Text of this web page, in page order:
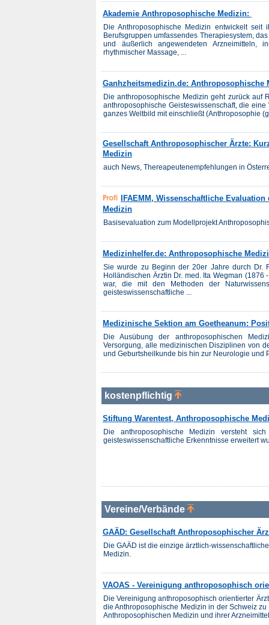
Akademie Anthroposophische Medizin:
Die Anthroposophische Medizin entwickelt
Berufsgruppen umfassendes Therapiesystem,
und äußerlich angewendeten Arzneimitteln,
rhythmischer Massage, ...
Ganhzheitsmedizin.de: Anthroposophische
Die anthroposophische Medizin geht zurück auf
anthroposophische Geisteswissenschaft, die
ganzes Weltbild mit einschließt (Anthroposophie
Gesellschaft Anthroposophischer Ärzte:
Medizin
auch News, Thereapeutenempfehlungen in
IFAEMM, Wissenschaftliche
Medizin
Basisevaluation zum Modellprojekt
Medizinhelfer.de: Anthroposophische
Sie wurde zu Beginn der 20er Jahre durch Dr.
Holländischen Ärztin Dr. med. Ita Wegman
war, die mit den Methoden der
geisteswissenschaftliche ...
Medizinische Sektion am Goetheanum:
Die Ausübung der anthroposophischen
Versorgung, alle medizinischen Disziplinen von
und Geburtsheilkunde bis hin zur Neurologie und
kostenpflichtig
Stiftung Warentest, Anthroposophische
Die anthroposophische Medizin versteht
geisteswissenschaftliche Erkenntnisse erweitert
Vereine/Verbände
GAÄD: Gesellschaft Anthroposophischer
Die GAÄD ist die einzige ärztlich-
Medizin.
VAOAS - Vereinigung anthroposophisch
Die Vereinigung anthroposophisch orientierter
die Anthroposophische Medizin in der Schweiz
Anthroposophischen Medizin und ihrer